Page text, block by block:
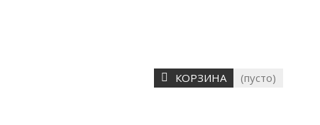
КОРЗИНА (пусто)